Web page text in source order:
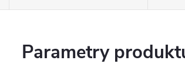
Parametry